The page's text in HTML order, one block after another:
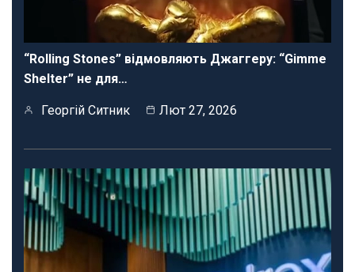
“Rolling Stones” відмовляють Джаггеру: “Gimme
Shelter” не для…
Георгій Ситник Лют 27, 2026